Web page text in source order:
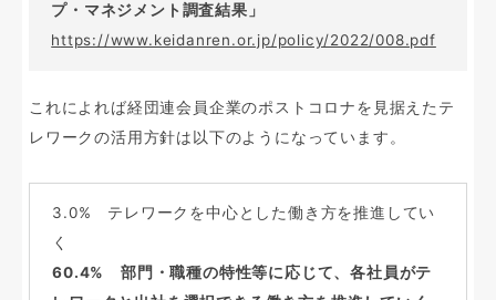
プ・マネジメント調査結果」
https://www.keidanren.or.jp/policy/2022/008.pdf
これによれば経団連会員企業のポストコロナを見据えたテ
レワークの活用方針は以下のようになっています。
3.0% テレワークを中心とした働き方を推進してい
く
60.4% 部門・職種の特性等に応じて、各社員がテ